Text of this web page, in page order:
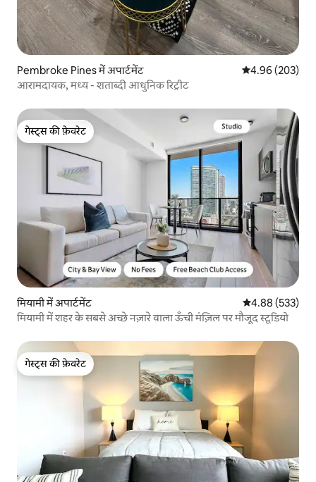
Pembroke Pines में अपार्टमेंट औसत रेटिंग 5 में से
4.96 (203)
आरामदायक, मध्य - शताब्दी आधुनिक रिट्रीट
गेस्ट्स की फ़ेवरेट
गेस्ट्स की फ़ेवरेट
मियामी में अपार्टमेंट औसत रेटिंग 5 में से
4.88 (533)
मियामी में शहर के सबसे अच्छे नज़ारे वाला ऊँची मंज़िल पर मौजूद स्टूडियो
गेस्ट्स की फ़ेवरेट
गेस्ट्स की फ़ेवरेट